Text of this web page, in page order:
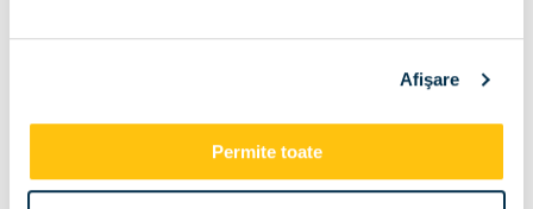
Afişare
Permite toate
Sertare :